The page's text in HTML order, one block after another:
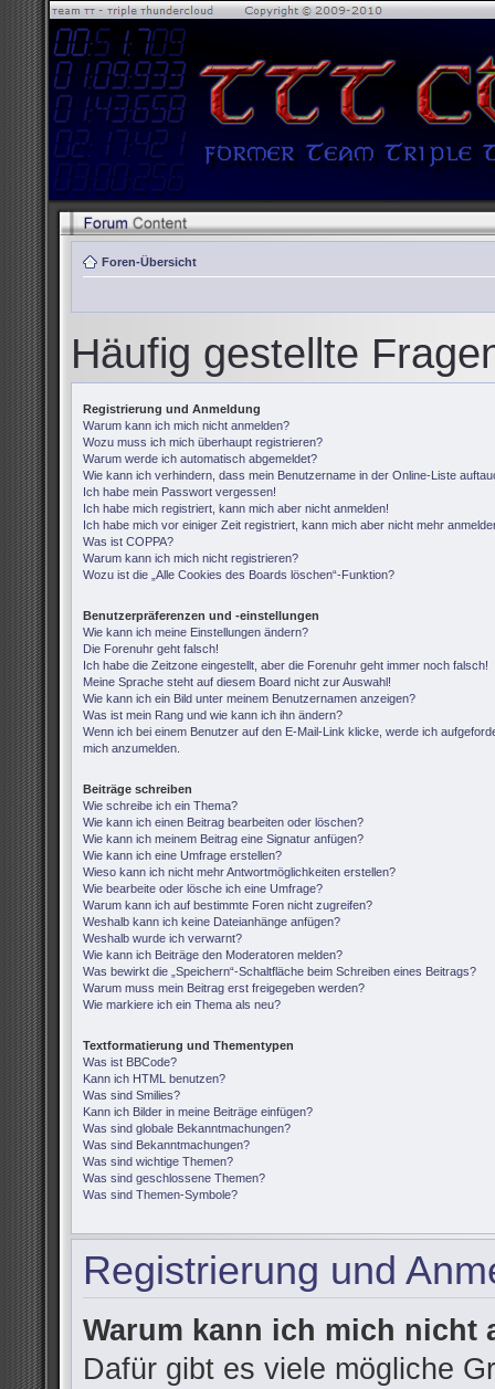
Foren-Übersicht
Häufig gestellte
Registrierung und Anmeldung
Warum kann ich mich nicht anmelden?
Wozu muss ich mich überhaupt registrieren?
Warum werde ich automatisch abgemeldet?
Wie kann ich verhindern, dass mein Benutzername in der Online-Liste
Ich habe mein Passwort vergessen!
Ich habe mich registriert, kann mich aber nicht anmelden!
Ich habe mich vor einiger Zeit registriert, kann mich aber nicht mehr
Was ist COPPA?
Warum kann ich mich nicht registrieren?
Wozu ist die „Alle Cookies des Boards löschen“-Funktion?
Benutzerpräferenzen und -einstellungen
Wie kann ich meine Einstellungen ändern?
Die Forenuhr geht falsch!
Ich habe die Zeitzone eingestellt, aber die Forenuhr geht immer noch falsch!
Meine Sprache steht auf diesem Board nicht zur Auswahl!
Wie kann ich ein Bild unter meinem Benutzernamen anzeigen?
Was ist mein Rang und wie kann ich ihn ändern?
Wenn ich bei einem Benutzer auf den E-Mail-Link klicke, werde ich
mich anzumelden.
Beiträge schreiben
Wie schreibe ich ein Thema?
Wie kann ich einen Beitrag bearbeiten oder löschen?
Wie kann ich meinem Beitrag eine Signatur anfügen?
Wie kann ich eine Umfrage erstellen?
Wieso kann ich nicht mehr Antwortmöglichkeiten erstellen?
Wie bearbeite oder lösche ich eine Umfrage?
Warum kann ich auf bestimmte Foren nicht zugreifen?
Weshalb kann ich keine Dateianhänge anfügen?
Weshalb wurde ich verwarnt?
Wie kann ich Beiträge den Moderatoren melden?
Was bewirkt die „Speichern“-Schaltfläche beim Schreiben eines Beitrags?
Warum muss mein Beitrag erst freigegeben werden?
Wie markiere ich ein Thema als neu?
Textformatierung und Thementypen
Was ist BBCode?
Kann ich HTML benutzen?
Was sind Smilies?
Kann ich Bilder in meine Beiträge einfügen?
Was sind globale Bekanntmachungen?
Was sind Bekanntmachungen?
Was sind wichtige Themen?
Was sind geschlossene Themen?
Was sind Themen-Symbole?
Registrierung und
Warum kann ich mich nicht
Dafür gibt es viele mögliche